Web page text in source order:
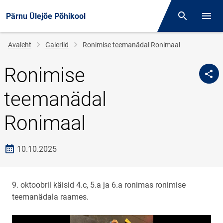
Pärnu Ülejõe Põhikool Otsing
Jälglink
Avaleht Galeriid Ronimise teemanädal Ronimaal
Ronimise
teemanädal
Ronimaal
Loomise kuupäev
10.10.2025
9. oktoobril käisid 4.c, 5.a ja 6.a ronimas ronimise
teemanädala raames.